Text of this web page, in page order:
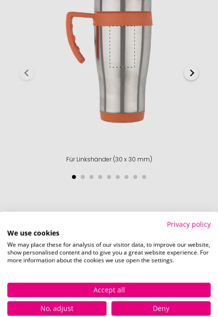
Für Linkshänder (30 x 30 mm)
orange, silber rot, silber
Privacy policy
We use cookies
We may place these for analysis of our visitor data, to improve our website,
show personalised content and to give you a great website experience. For
more information about the cookies we use open the settings.
Accept all
No, adjust
Deny